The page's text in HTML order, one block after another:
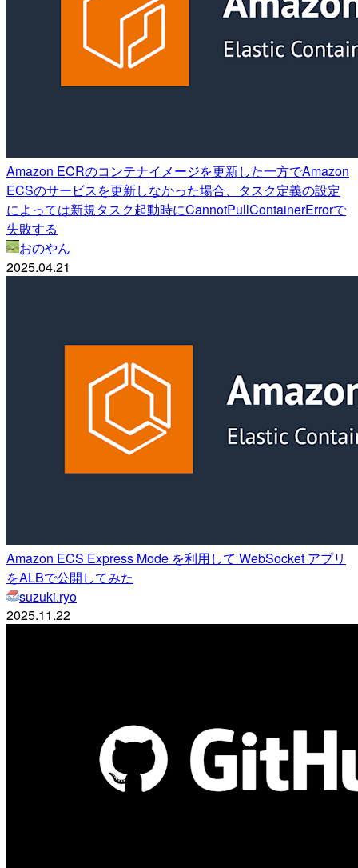
Amazon ECRのコンテナイメージを更新した一方でAmazon
ECSのサービスを更新しなかった場合、タスク定義の設定
によっては新規タスク起動時にCannotPullContainerErrorで
失敗する
おのやん
2025.04.21
Amazon ECS Express Mode を利用して WebSocket アプリ
をALBで公開してみた
suzuki.ryo
2025.11.22